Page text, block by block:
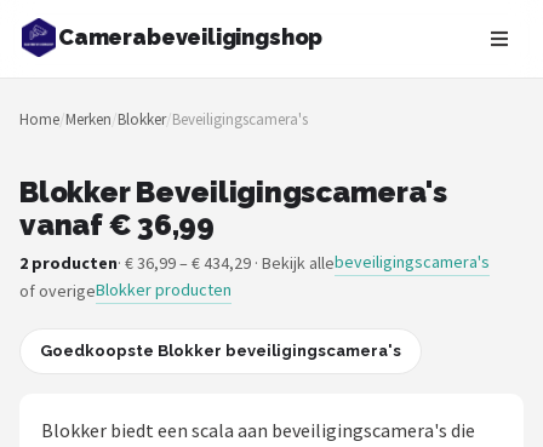
Camerabeveiligingshop
Zoeken
NAVIGATIE
Merken
Blog
Beveiligingscamera's
Home/Merken/Blokker/Beveiligingscamera's
Blokker Beveiligingscamera's
vanaf € 36,99
2 producten· € 36,99 – € 434,29 · Bekijk allebeveiligingscamera's
of overigeBlokker producten
Goedkoopste Blokker beveiligingscamera's
Blokker biedt een scala aan beveiligingscamera's die